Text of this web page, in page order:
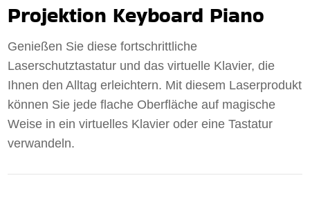
Projektion Keyboard Piano
Genießen Sie diese fortschrittliche
Laserschutztastatur und das virtuelle Klavier, die
Ihnen den Alltag erleichtern. Mit diesem Laserprodukt
können Sie jede flache Oberfläche auf magische
Weise in ein virtuelles Klavier oder eine Tastatur
verwandeln.